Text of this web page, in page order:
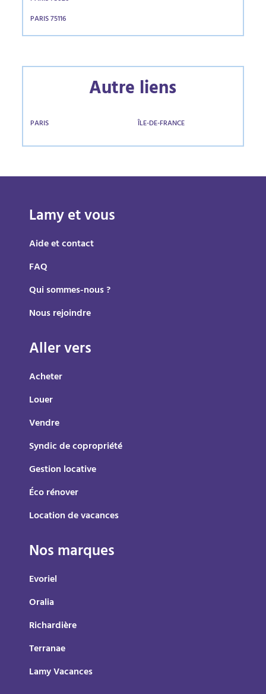
PARIS 75116
Autre liens
PARIS ÎLE-DE-FRANCE
Lamy et vous
Aide et contact
FAQ
Qui sommes-nous ?
Nous rejoindre
Aller vers
Acheter
Louer
Vendre
Syndic de copropriété
Gestion locative
Éco rénover
Location de vacances
Nos marques
Evoriel
Oralia
Richardière
Terranae
Lamy Vacances